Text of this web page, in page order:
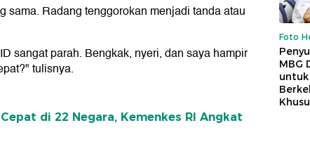
Radang tenggorokan menjadi tanda atau
sangat parah. Bengkak, nyeri, dan saya hampir
tulisnya.
di 22 Negara, Kemenkes RI Angkat
Foto
MBG